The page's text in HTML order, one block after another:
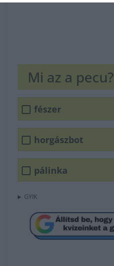
Mi az a pecu?
fészer
horgászbot
pálinka
GYIK